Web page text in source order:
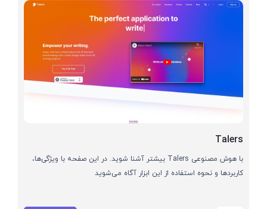
Talers
با هوش مصنوعی Talers بیشتر آشنا شوید. در این صفحه با ویژگی‌ها،
کاربردها و نحوه استفاده از این ابزار آگاه می‌شوید